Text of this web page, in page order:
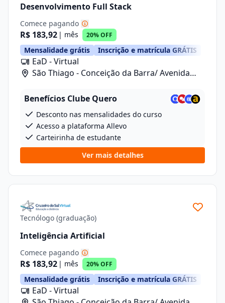
Desenvolvimento Full Stack
Comece pagando
R$ 183,92 | mês 20% OFF
Mensalidade grátis Inscrição e matrícula GRÁTIS
EaD - Virtual
São Thiago - Conceição da Barra/ Avenida
Benefícios Clube Quero
Desconto nas mensalidades do curso
Acesso a plataforma Allevo
Carteirinha de estudante
Ver mais detalhes
Tecnólogo (graduação)
Inteligência Artificial
Comece pagando
R$ 183,92 | mês 20% OFF
Mensalidade grátis Inscrição e matrícula GRÁTIS
EaD - Virtual